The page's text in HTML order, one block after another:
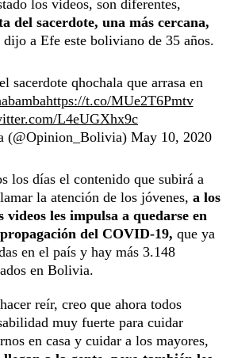
los videos, son diferentes,
del sacerdote, una más cercana,
dijo a Efe este boliviano de 35 años.
sacerdote qhochala que arrasa en
https://t.co/MUe2T6Pmtv
L4eUGXhx9c
May 10, 2020
los días el contenido que subirá a
la atención de los jóvenes, a los
videos les impulsa a quedarse en
del COVID-19, que ya
en el país y hay más 3.148
en Bolivia.
reír, creo que ahora todos
muy fuerte para cuidar
en casa y cuidar a los mayores,